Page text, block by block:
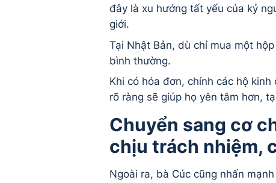
đây là xu hướng tất yếu của kỷ
giới.
Tại Nhật Bản, dù chỉ mua một
bình thường.
Khi có hóa đơn, chính các hộ
rõ ràng sẽ giúp họ yên tâm hơn,
Chuyển sang cơ
chịu trách nhiệm,
Ngoài ra, bà Cúc cũng nhấn